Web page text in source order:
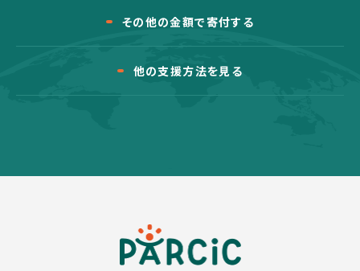
その他の金額で寄付する
他の支援方法を見る